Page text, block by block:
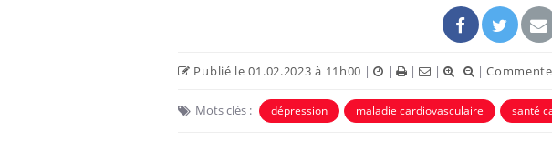
Publié le 01.02.2023 à 11h00 | | | | |
Mots clés : dépression maladie cardiovasculaire santé
Eczéma Chronique des Mains : Carence en fer :